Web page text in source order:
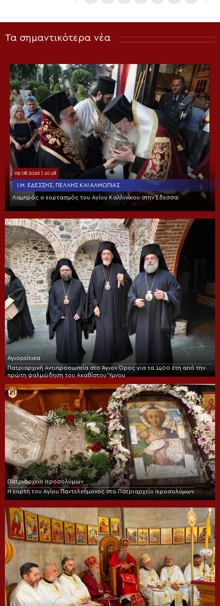
Τα σημαντικότερα νέα
09.08.2026 | 10:18
Ι.Μ. ΕΔΈΣΣΗΣ, ΠΈΛΛΗΣ ΚΑΙ ΑΛΜΩΠΊΑΣ
Λαμπρός ο εορτασμός του Αγίου Καλλινίκου στην Έδεσσα
Αγιορείτικα
Πατριαρχική Αντιπροσωπεία στο Άγιον Όρος για τα 1400 έτη από την
πρώτη ψαλμώδηση του Ακαθίστου Ύμνου
Πατριαρχείο Ιεροσολύμων
Η εορτή του Αγίου Παντελεήμονος στο Πατριαρχείο Ιεροσολύμων